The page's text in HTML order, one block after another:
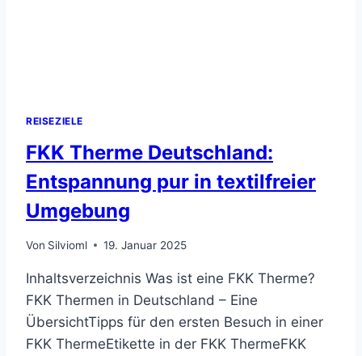
REISEZIELE
FKK Therme Deutschland:
Entspannung pur in textilfreier
Umgebung
Von Silvioml 19. Januar 2025
Inhaltsverzeichnis Was ist eine FKK Therme?
FKK Thermen in Deutschland – Eine
ÜbersichtTipps für den ersten Besuch in einer
FKK ThermeEtikette in der FKK ThermeFKK